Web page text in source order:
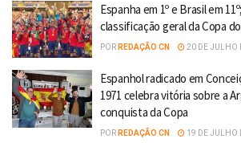
Espanha em 1º e Brasil em
classificação geral da Copa
POR REDAÇÃO CN 20 DE JULHO
Espanhol radicado em
1971 celebra vitória sobre a
conquista da Copa
POR REDAÇÃO CN 19 DE JULHO